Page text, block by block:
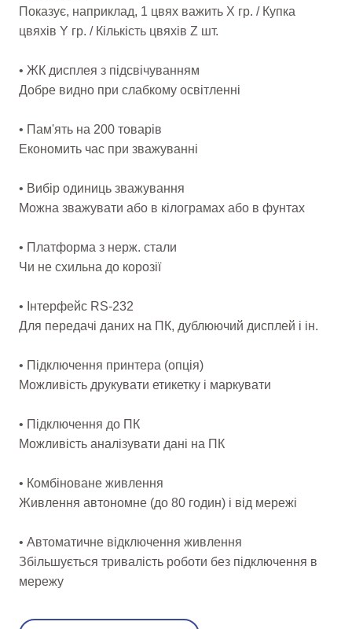
Показує, наприклад, 1 цвях важить X гр. / Купка
цвяхів Y гр. / Кількість цвяхів Z шт.
• ЖК дисплея з підсвічуванням
Добре видно при слабкому освітленні
• Пам'ять на 200 товарів
Економить час при зважуванні
• Вибір одиниць зважування
Можна зважувати або в кілограмах або в фунтах
• Платформа з нерж. стали
Чи не схильна до корозії
• Інтерфейс RS-232
Для передачі даних на ПК, дублюючий дисплей і ін.
• Підключення принтера (опція)
Можливість друкувати етикетку і маркувати
• Підключення до ПК
Можливість аналізувати дані на ПК
• Комбіноване живлення
Живлення автономне (до 80 годин) і від мережі
• Автоматичне відключення живлення
Збільшується тривалість роботи без підключення в
мережу